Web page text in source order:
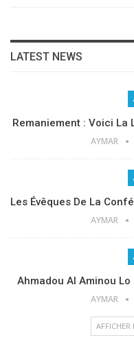
LATEST NEWS
Remaniement : Voici La
AYMAR
Les Évêques De La
AYMAR
Ahmadou Al Aminou
AYMAR
AFFICHER